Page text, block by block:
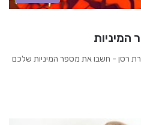
המיניות
רסן - חשבו את מספר המיניות שלכם